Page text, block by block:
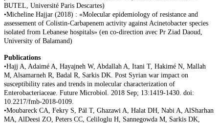
BUTEL, Université Paris Descartes)
•Micheline Hajjar (2018) : «Molecular epidemiology of resistance and
assessement of Colistin-Carbapenem activity against Acinetobacter species
isolated from Lebanese hospitals» (en co-direction avec Pr Ziad Daoud,
University of Balamand)
Publications
•Hajj A, Adaimé A, Hayajneh W, Abdallah A, Itani T, Hakimé N, Mallah
M, Alsamarneh R, Badal R, Sarkis DK. Post Syrian war impact on
susceptibility rates and trends in molecular characterization of
Enterobacteriaceae. Future Microbiol. 2018 Sep; 13:1419-1430. doi:
10.2217/fmb-2018-0109.
•Moubareck CA, Fekry S, Pál T, Ghazawi A, Halat DH, Nabi A, AlSharhan
MA, AlDeesi ZO, Peters CC, Celiloglu H, Sannegowda M, Sarkis DK,